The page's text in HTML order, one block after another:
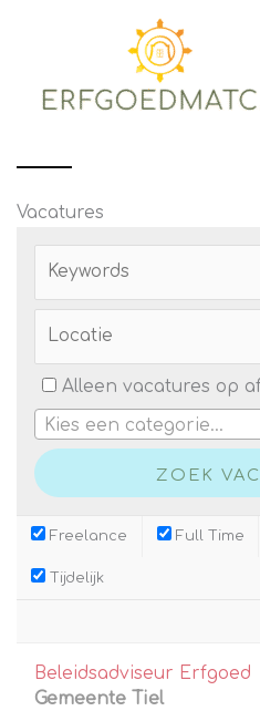
inhoud
Vacatures
Alleen vacatures op
Kies een categorie…
Freelance Full Time
Tijdelijk
Beleidsadviseur Erfgoed
Gemeente Tiel